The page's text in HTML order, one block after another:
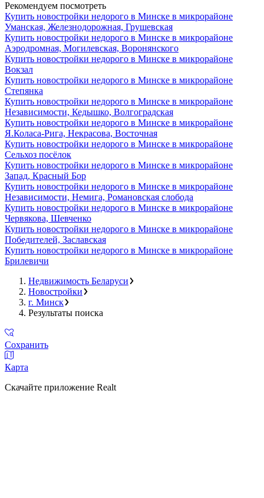
Рекомендуем посмотреть
Купить новостройки недорого в Минске в микрорайоне
Уманская, Железнодорожная, Грушевская
Купить новостройки недорого в Минске в микрорайоне
Аэродромная, Могилевская, Воронянского
Купить новостройки недорого в Минске в микрорайоне
Вокзал
Купить новостройки недорого в Минске в микрорайоне
Степянка
Купить новостройки недорого в Минске в микрорайоне
Независимости, Кедышко, Волгоградская
Купить новостройки недорого в Минске в микрорайоне
Я.Коласа-Рига, Некрасова, Восточная
Купить новостройки недорого в Минске в микрорайоне
Сельхоз посёлок
Купить новостройки недорого в Минске в микрорайоне
Запад, Красный Бор
Купить новостройки недорого в Минске в микрорайоне
Независимости, Немига, Романовская слобода
Купить новостройки недорого в Минске в микрорайоне
Червякова, Шевченко
Купить новостройки недорого в Минске в микрорайоне
Победителей, Заславская
Купить новостройки недорого в Минске в микрорайоне
Брилевичи
Недвижимость Беларуси
Новостройки
г. Минск
Результаты поиска
Сохранить
Карта
Скачайте приложение Realt